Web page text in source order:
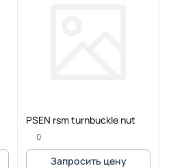
PSEN rsm turnbuckle nut
0
Запросить цену